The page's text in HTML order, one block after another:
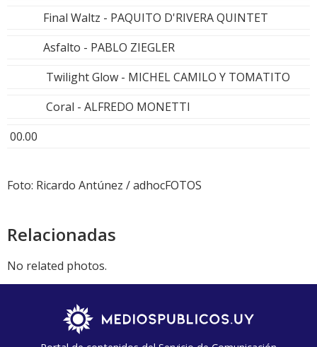
Final Waltz - PAQUITO D'RIVERA QUINTET
Asfalto - PABLO ZIEGLER
Twilight Glow - MICHEL CAMILO Y TOMATITO
Coral - ALFREDO MONETTI
00.00
Foto: Ricardo Antúnez / adhocFOTOS
Relacionadas
No related photos.